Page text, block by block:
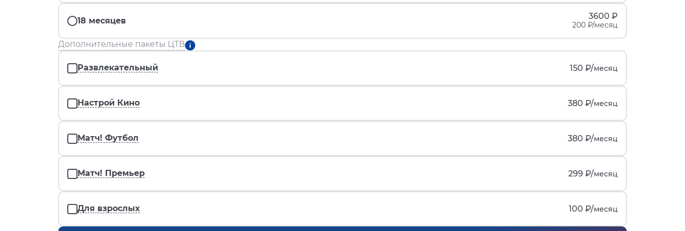
18 месяцев 3600 ₽
200 ₽/месяц
Дополнительные пакеты ЦТВ
Развлекательный 150 ₽/месяц
Настрой Кино 380 ₽/месяц
Матч! Футбол 380 ₽/месяц
Матч! Премьер 299 ₽/месяц
Для взрослых 100 ₽/месяц